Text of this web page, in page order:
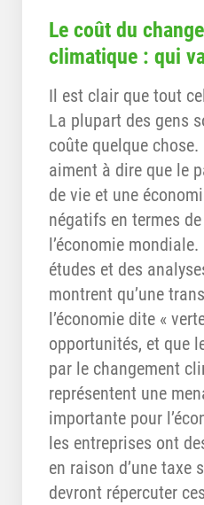
Le coût du
climatique : qui
Il est clair que tout
La plupart des gens
coûte quelque
aiment à dire que le
de vie et une
négatifs en termes
l’économie
études et des
montrent qu’une
l’économie dite «
opportunités, et que
par le changement
représentent une
importante pour
les entreprises ont
en raison d’une taxe
devront répercuter